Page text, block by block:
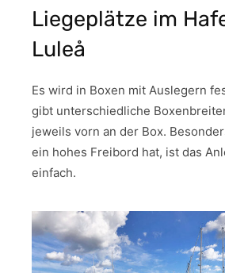
Liegeplätze im
Luleå
Es wird in Boxen mit Auslegern
gibt unterschiedliche
jeweils vorn an der Box.
ein hohes Freibord hat, ist das
einfach.